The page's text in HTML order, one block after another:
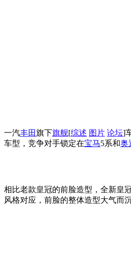
一汽丰田旗下旗舰[综述 图片 论坛]
车型，竞争对手锁定在宝马5系和奥
相比老款皇冠的前脸造型，全新皇
风格对应，前脸的整体造型大气而沉